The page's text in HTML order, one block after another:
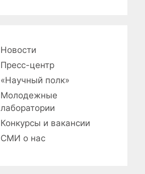
Новости
Пресс-центр
«Научный полк»
Молодежные
лаборатории
Конкурсы и вакансии
СМИ о нас